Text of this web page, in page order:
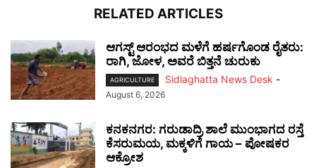
RELATED ARTICLES
ಆಗಸ್ಟ್ ಆರಂಭದ ಮಳೆಗೆ ಹರ್ಷಗೊಂಡ ರೈತರು:
ರಾಗಿ, ಜೋಳ, ಅವರೆ ಬಿತ್ತನೆ ಚುರುಕು
AGRICULTURE Sidlaghatta News Desk -
August 6, 2026
ಕನಕನಗರ: ಗರುಡಾದ್ರಿ ಶಾಲೆ ಮುಂಭಾಗದ ರಸ್ತೆ
ಕೆಸರುಮಯ, ಮಕ್ಕಳಿಗೆ ಗಾಯ – ಪೋಷಕರ
ಆಕ್ರೋಶ